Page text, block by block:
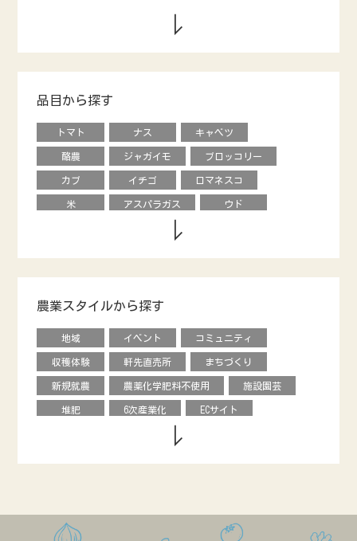
品目から探す
トマト ナス キャベツ
酪農 ジャガイモ ブロッコリー
カブ イチゴ ロマネスコ
米 アスパラガス ウド
オクラ ナシ ブドウ
レタス ピーマン
馬 烏骨鶏 オリーブ
キュウリ エディブルフラワー 花き
クリ オータムポエム ニンジン
ソラマメ 水菜 ルッコラ
カリフローレ スティックセニョール
バナナ アローカナ 造園
養豚
農業スタイルから探す
地域 イベント コミュニティ
収穫体験 軒先直売所 まちづくり
新規就農 農薬化学肥料不使用 施設園芸
堆肥 6次産業化 ECサイト
レストラン GAP